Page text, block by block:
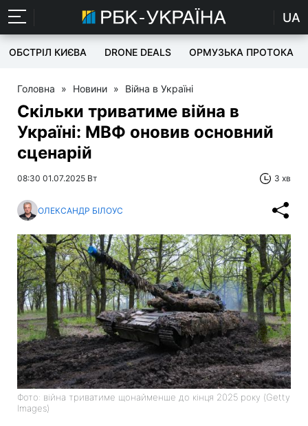
UA
ОБСТРІЛ КИЄВА DRONE DEALS ОРМУЗЬКА ПРОТОКА
Головна » Новини » Війна в Україні
Скільки триватиме війна в
Україні: МВФ оновив основний
сценарій
08:30 01.07.2025 Вт 3 хв
ОЛЕКСАНДР БІЛОУС
Фото: війна триватиме щонайменше до кінця 2025 року (Getty
Images)